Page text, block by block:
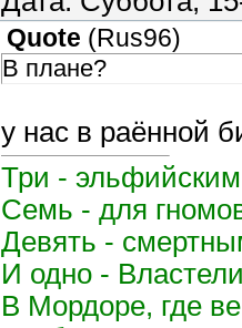
Quote ( Rus96)
В плане?
у нас в раённой
Три -
Семь - для
Девять -
И одно -
В Мордоре, где